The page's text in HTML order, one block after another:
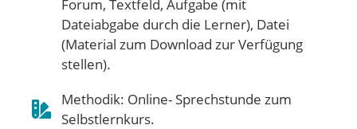
Forum, Textfeld, Aufgabe (mit
Dateiabgabe durch die Lerner), Datei
(Material zum Download zur Verfügung
stellen).
Methodik: Online- Sprechstunde zum
Selbstlernkurs.